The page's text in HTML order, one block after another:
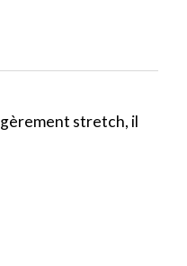
stretch, il